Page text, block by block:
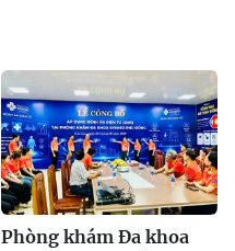
Phòng khám Đa khoa